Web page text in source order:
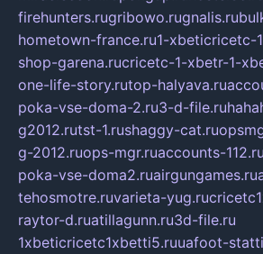
firehunters.rugribowo.rugnalis.ru
hometown-france.ru1-xbeticricetc-
shop-garena.rucricetc-1-xbetr-1-
one-life-story.rutop-halyava.ru
poka-vse-doma-2.ru3-d-file.ru
g2012.rutst-1.rushaggy-cat.ru
g-2012.ruops-mgr.ruaccounts-112.ru
poka-vse-doma2.ruairgungames.ru
tehosmotre.ruvarieta-yug.ru
raytor-d.ruatillagunn.ru3d-file.ru
1xbeticricetc1xbetti5.ruuafoot-